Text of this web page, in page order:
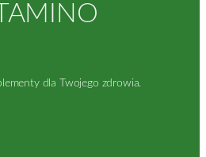
dla Twojego zdrowia.